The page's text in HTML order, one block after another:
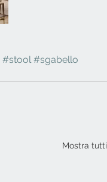
#stool #sgabello
Mostra tutti